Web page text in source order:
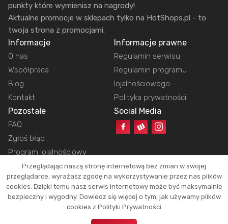
punkty które wymienisz na nagrody!
Aktualne promocje w sklepach tylko na HotShops.pl - to
twoja strona z promocjami.
Informacje
O nas
Współpraca
Blog
Kontakt
Informacje prawne
Regulamin serwisu
Regulamin programu
lojalnościowego
Polityka prywatności
Pozostałe
FAQ
Zgłoś błąd
Program lojalnościowy
Social Media
Copyright © 2026 HotShops.pl - Wszelkie prawa zastrzeżone.
Jako partnerzy możemy otrzymać prowizję za dokonanie zakupów z naszych
linków. Dzięki temu jesteśmy w stanie utrzymać działanie naszego portalu.
Okazje oraz ich atrakcyjność zależą tylko i wyłącznie od naszych
Przeglądając naszą stronę internetową bez zmian w swojej
przeglądarce, wyrażasz zgodę na wykorzystywanie przez nas plików
cookies. Dzięki temu nasz serwis internetowy może być maksymalnie
bezpieczny i wygodny. Dowiedz się więcej o tym, jak używamy plików
cookies z Polityki Prywatności